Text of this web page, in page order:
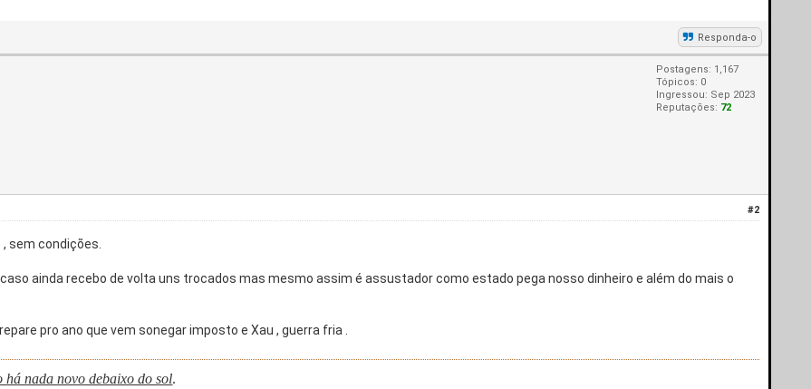
Responda-o
Postagens: 1,167
Tópicos: 0
Ingressou: Sep 2023
Reputações: 72
#2
sem condições.
ainda recebo de volta uns trocados mas mesmo assim é assustador como estado pega nosso dinheiro e além do mais o
pro ano que vem sonegar imposto e Xau , guerra fria .
há nada novo debaixo do sol.